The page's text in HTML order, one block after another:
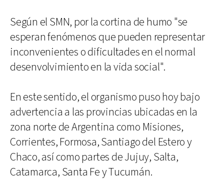
Según el SMN, por la cortina de humo "se
esperan fenómenos que pueden representar
inconvenientes o dificultades en el normal
desenvolvimiento en la vida social".
En este sentido, el organismo puso hoy bajo
advertencia a las provincias ubicadas en la
zona norte de Argentina como Misiones,
Corrientes, Formosa, Santiago del Estero y
Chaco, así como partes de Jujuy, Salta,
Catamarca, Santa Fe y Tucumán.